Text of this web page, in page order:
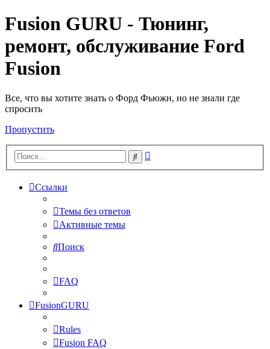
Fusion GURU - Тюнинг,
ремонт, обслуживание Ford
Fusion
Все, что вы хотите знать о Форд Фьюжн, но не знали где
спросить
Пропустить
Поиск
Ссылки
Темы без ответов
Активные темы
Поиск
FAQ
FusionGURU
Rules
Fusion FAQ